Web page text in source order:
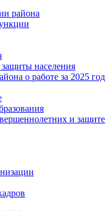
района
населения
о работе за 2025 год
и защите